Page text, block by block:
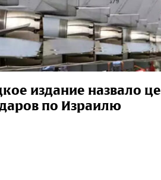
издание назвало
по Израилю